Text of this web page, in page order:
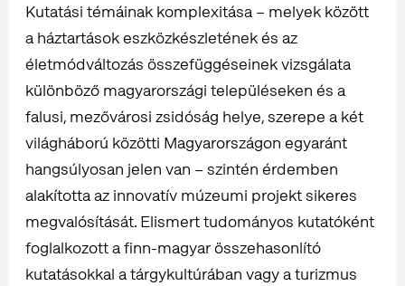
Kutatási témáinak komplexitása – melyek között
a háztartások eszközkészletének és az
életmódváltozás összefüggéseinek vizsgálata
különböző magyarországi településeken és a
falusi, mezővárosi zsidóság helye, szerepe a két
világháború közötti Magyarországon egyaránt
hangsúlyosan jelen van – szintén érdemben
alakította az innovatív múzeumi projekt sikeres
megvalósítását. Elismert tudományos kutatóként
foglalkozott a finn-magyar összehasonlító
kutatásokkal a tárgykultúrában vagy a turizmus